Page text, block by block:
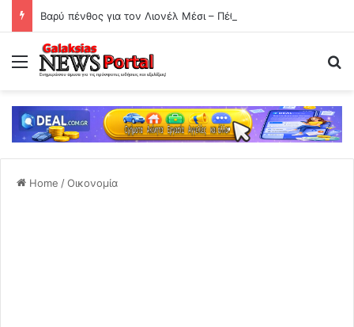
Menu
Home /Οικονομία